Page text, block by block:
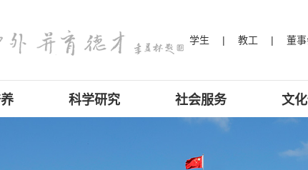
学生
学生
学生
学生
学生
学生
学生
学生
学生
学生
学生
学生
学生
学生
学生
学生
学生
学生
学生
学生
学生
学生
学生
学生
学生
学生
学生
学生
学生
学生
学生
学生
学生
学生
学生
学生
学生
学生
学生
学生
学生
学生
学生
学生
学生
学生
学生
学生
学生
学生
学生
学生
学生
学生
学生
学生
学生
学生
学生
学生
学生
学生
学生
学生
学生
学生
学生
学生
学生
学生
学生
学生
学生
学生
学生
学生
学生
学生
学生
学生
学生
学生
学生
学生
学生
学生
学生
学生
学生
学生
学生
学生
学生
学生
学生
学生
学生
学生
学生
学生
学生
学生
学生
学生
学生
学生
学生
学生
学生
学生
学生
学生
学生
学生
学生
学生
学生
学生
学生
学生
学生
学生
学生
学生
学生
学生
学生
学生
学生
学生
学生
学生
学生
学生
学生
学生
学生
学生
学生
学生
学生
学生
学生
学生
学生